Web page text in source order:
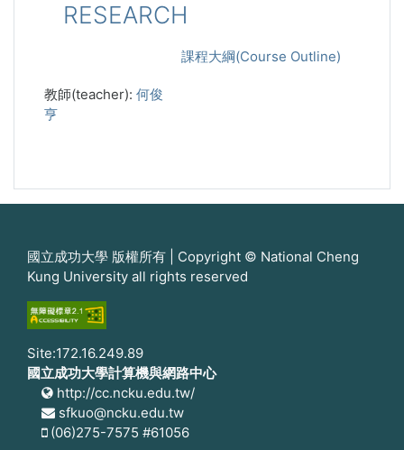
RESEARCH
課程大綱(Course Outline)
教師(teacher): 何俊
亨
國立成功大學 版權所有 | Copyright © National Cheng
Kung University all rights reserved
Site:172.16.249.89
國立成功大學計算機與網路中心
http://cc.ncku.edu.tw/
sfkuo@ncku.edu.tw
(06)275-7575 #61056